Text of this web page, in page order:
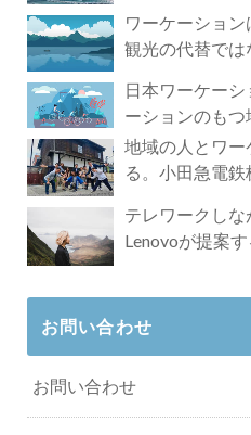
ワーケーション
観光の代替では
日本ワーケー
ーションのも
地域の人とワー
る。小田急電鉄
テレワークしな
Lenovoが提案
お問い合わせ
お問い合わせ